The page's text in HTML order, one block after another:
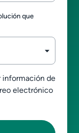
que
información de
electrónico